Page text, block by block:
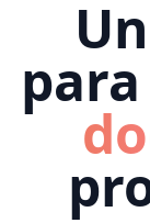
para